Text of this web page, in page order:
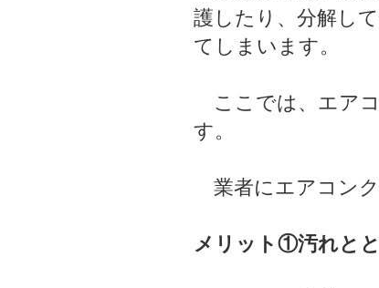
護したり、分解し
てしまいます。
ここでは、エア
す。
業者にエアコンク
メリット①汚れと